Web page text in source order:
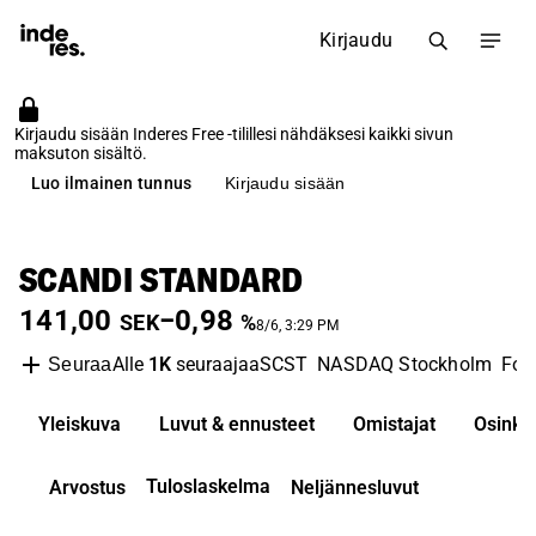
Kirjaudu
Kirjaudu sisään Inderes Free -tilillesi nähdäksesi kaikki sivun
maksuton sisältö.
Luo ilmainen tunnus
Kirjaudu sisään
SCANDI STANDARD
141,00 SEK−0,98 %8/6, 3:29 PM
SeuraaAlle 1KseuraajaaSCST NASDAQ Stockholm
Yleiskuva Luvut & ennusteet Omistajat Osinko
Arvostus Tuloslaskelma Neljännesluvut